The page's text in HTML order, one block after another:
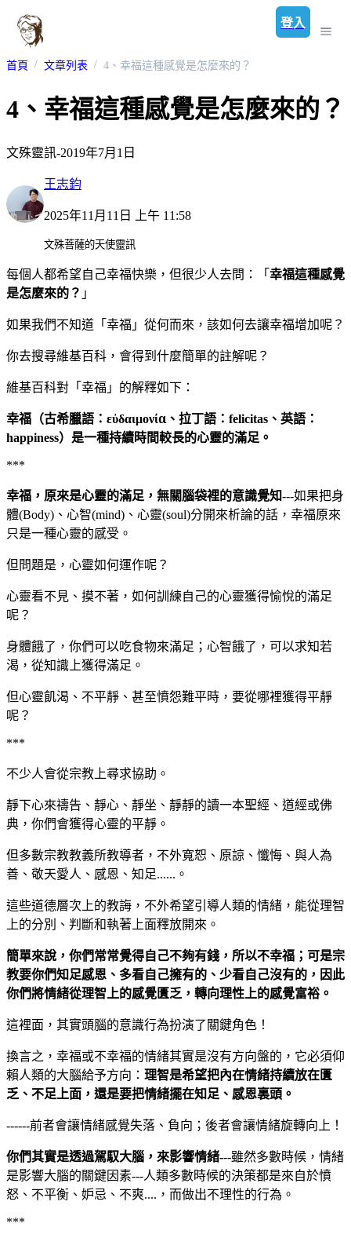
登入
首頁 文章列表 4、幸福這種感覺是怎麼來的？
4、幸福這種感覺是怎麼來的？
文殊靈訊-2019年7月1日
王志鈞
2025年11月11日 上午 11:58
文殊菩薩的天使靈訊
每個人都希望自己幸福快樂，但很少人去問：「幸福這種感覺
是怎麼來的？ 」
如果我們不知道「幸福」從何而來，該如何去讓幸福增加呢？
你去搜尋維基百科，會得到什麼簡單的註解呢？
維基百科對「幸福」的解釋如下：
幸福（古希臘語： εὐδαιμονία、拉丁語： felicitas 、英語：
happiness）是一種持續時間較長的心靈的滿足。
***
幸福，原來是心靈的滿足，無關腦袋裡的意識覺知---如果把身
體(Body) 、心智(mind) 、心靈(soul)分開來析論的話，幸福原來
只是一種心靈的感受。
但問題是，心靈如何運作呢？
心靈看不見、摸不著，如何訓練自己的心靈獲得愉悅的滿足
呢？
身體餓了，你們可以吃食物來滿足；心智餓了，可以求知若
渴，從知識上獲得滿足。
但心靈飢渴、不平靜、甚至憤怨難平時，要從哪裡獲得平靜
呢？
***
不少人會從宗教上尋求協助。
靜下心來禱告、靜心、靜坐、靜靜的讀一本聖經、道經或佛
典，你們會獲得心靈的平靜。
但多數宗教教義所教導者，不外寬恕、原諒、懺悔、與人為
善、敬天愛人、感恩、知足...... 。
這些道德層次上的教誨，不外希望引導人類的情緒，能從理智
上的分別、判斷和執著上面釋放開來。
簡單來說，你們常常覺得自己不夠有錢，所以不幸福；可是宗
教要你們知足感恩、多看自己擁有的、少看自己沒有的，因此
你們將情緒從理智上的感覺匱乏，轉向理性上的感覺富裕。
這裡面，其實頭腦的意識行為扮演了關鍵角色！
換言之，幸福或不幸福的情緒其實是沒有方向盤的，它必須仰
賴人類的大腦給予方向： 理智是希望把內在情緒持續放在匱
乏、不足上面，還是要把情緒擺在知足、感恩裏頭。
------前者會讓情緒感覺失落、負向；後者會讓情緒旋轉向上！
你們其實是透過駕馭大腦，來影響情緒---雖然多數時候，情緒
是影響大腦的關鍵因素---人類多數時候的決策都是來自於憤
怒、不平衡、妒忌、不爽.... ，而做出不理性的行為。
***